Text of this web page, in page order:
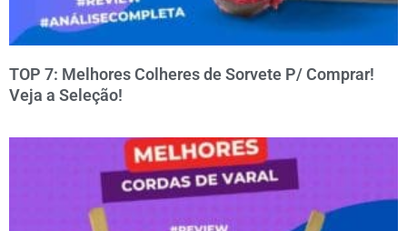
TOP 7: Melhores Colheres de Sorvete P/ Comprar!
Veja a Seleção!